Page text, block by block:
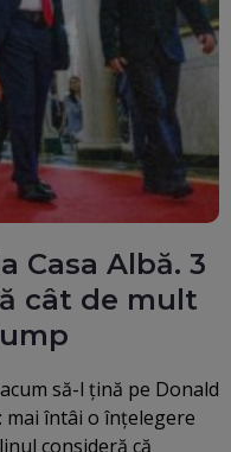
Casa Albă. 3
cât de mult
să-l țină pe Donald
mai întâi o înțelegere
consideră că